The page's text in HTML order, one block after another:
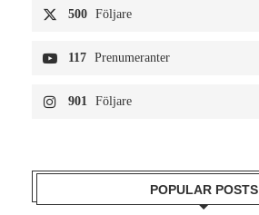
500 Följare
117 Prenumeranter
901 Följare
POPULAR POSTS